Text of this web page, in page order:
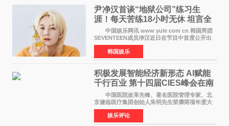
尹净汉首谈“地狱公司”练习生
涯！每天苦练18小时无休 坦言全
靠成员撑过来
中国娱乐网讯 www yule com cn 韩国男团
SEVENTEEN成员净汉近日在节目中首度公开出
道前的残酷练习生经历，并提及经纪公司Pledis
娱乐，引发广泛关注。 在8月2日播出的日本
TBS综艺节目《周
韩国娱乐
积极发展智能经济新形态 Al赋能
千行百业 第十四届CIES峰会在南
京盛大召开
中国医院改革先锋、著名医院管理专家、北
京健临医疗集团创始人朱明先生荣膺两项年度大
奖 2026年7月31日，盛夏金陵，长江之畔，
以重落地·真务实·强链接为主题的2026&lsquo;人
工智能+&rsquo
娱乐评论